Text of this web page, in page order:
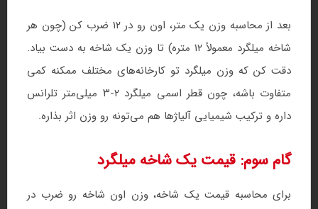
بعد از محاسبه وزن یک متر، اون رو در ۱۲ ضرب کن (چون هر
شاخه میلگرد معمولاً ۱۲ متره) تا وزن یک شاخه به دست بیاد.
دقت کن که وزن میلگرد تو کارخانه‌های مختلف ممکنه کمی
متفاوت باشه، چون قطر اسمی میلگرد ۲-۳ میلی‌متر تلرانس
داره و ترکیب شیمیایی آلیاژها هم می‌تونه رو وزن اثر بذاره.
گام سوم: قیمت یک شاخه میلگرد
برای محاسبه قیمت یک شاخه، وزن اون شاخه رو ضرب در